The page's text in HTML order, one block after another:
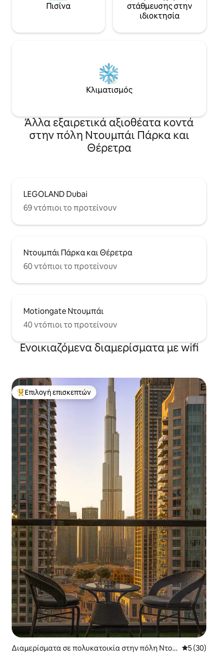
Πισίνα
στάθμευσης στην
ιδιοκτησία
Κλιματισμός
Άλλα εξαιρετικά αξιοθέατα κοντά
στην πόλη Ντουμπάι Πάρκα και
Θέρετρα
LEGOLAND Dubai
69 ντόπιοι το προτείνουν
Ντουμπάι Πάρκα και Θέρετρα
60 ντόπιοι το προτείνουν
Motiongate Ντουμπάι
40 ντόπιοι το προτείνουν
Ενοικιαζόμενα διαμερίσματα με wifi
Κορυφαία επιλογή επισκεπτών
Επιλογή επισκεπτών
Διαμερίσματα σε πολυκατοικία στην πόλη Ντου Μέση
5 (30)